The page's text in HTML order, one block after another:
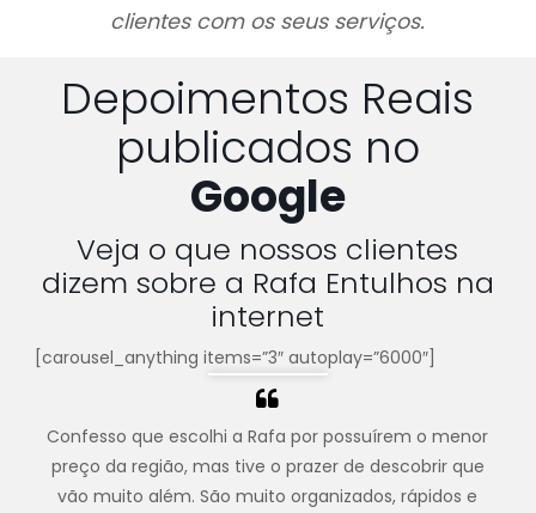
clientes com os seus serviços.
Depoimentos Reais
publicados no
Google
Veja o que nossos clientes
dizem sobre a Rafa Entulhos na
internet
[carousel_anything items=”3″ autoplay=”6000″]
Confesso que escolhi a Rafa por possuírem o menor
preço da região, mas tive o prazer de descobrir que
vão muito além. São muito organizados, rápidos e